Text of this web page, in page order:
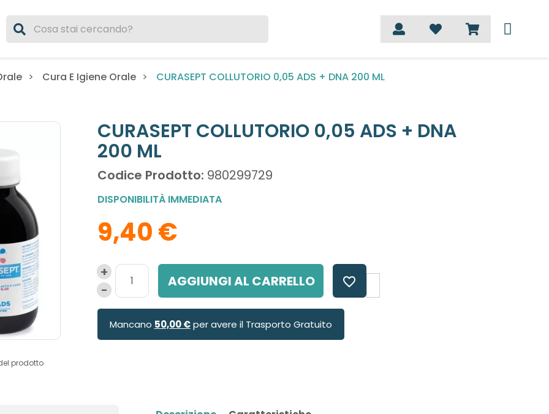
Cura E Igiene Orale CURASEPT COLLUTORIO 0,05 ADS + DNA 200 ML
prodotto
CURASEPT COLLUTORIO 0,05 ADS + DNA
200 ML
Codice Prodotto: 980299729
DISPONIBILITÀ IMMEDIATA
9,40 €
AGGIUNGI AL CARRELLO favorite_border
Mancano 50,00 €per avere il Trasporto Gratuito